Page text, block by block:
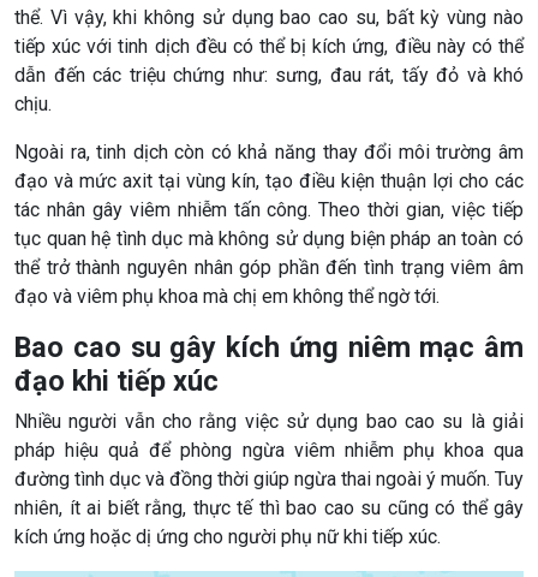
thể. Vì vậy, khi không sử dụng bao cao su, bất kỳ vùng nào
tiếp xúc với tinh dịch đều có thể bị kích ứng, điều này có thể
dẫn đến các triệu chứng như: sưng, đau rát, tấy đỏ và khó
chịu.
Ngoài ra, tinh dịch còn có khả năng thay đổi môi trường âm
đạo và mức axit tại vùng kín, tạo điều kiện thuận lợi cho các
tác nhân gây viêm nhiễm tấn công. Theo thời gian, việc tiếp
tục quan hệ tình dục mà không sử dụng biện pháp an toàn có
thể trở thành nguyên nhân góp phần đến tình trạng viêm âm
đạo và viêm phụ khoa mà chị em không thể ngờ tới.
Bao cao su gây kích ứng niêm mạc âm
đạo khi tiếp xúc
Nhiều người vẫn cho rằng việc sử dụng bao cao su là giải
pháp hiệu quả để phòng ngừa viêm nhiễm phụ khoa qua
đường tình dục và đồng thời giúp ngừa thai ngoài ý muốn. Tuy
nhiên, ít ai biết rằng, thực tế thì bao cao su cũng có thể gây
kích ứng hoặc dị ứng cho người phụ nữ khi tiếp xúc.